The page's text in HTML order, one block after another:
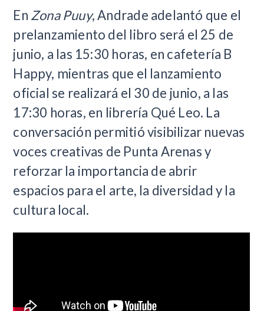
En Zona Puuy, Andrade adelantó que el
prelanzamiento del libro será el 25 de
junio, a las 15:30 horas, en cafetería B
Happy, mientras que el lanzamiento
oficial se realizará el 30 de junio, a las
17:30 horas, en librería Qué Leo. La
conversación permitió visibilizar nuevas
voces creativas de Punta Arenas y
reforzar la importancia de abrir
espacios para el arte, la diversidad y la
cultura local.